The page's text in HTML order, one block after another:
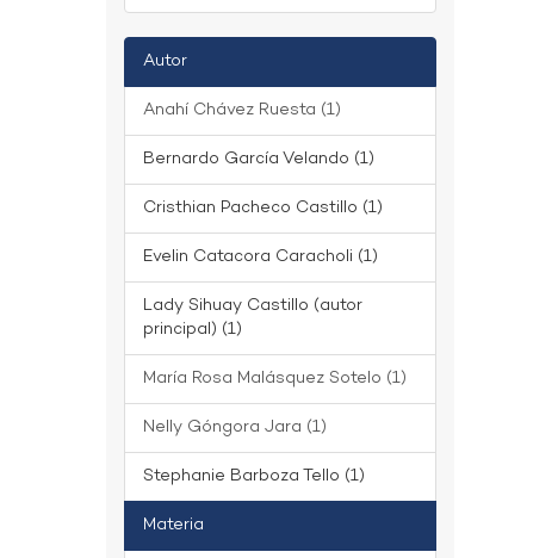
Autor
Anahí Chávez Ruesta (1)
Bernardo García Velando (1)
Cristhian Pacheco Castillo (1)
Evelin Catacora Caracholi (1)
Lady Sihuay Castillo (autor
principal) (1)
María Rosa Malásquez Sotelo (1)
Nelly Góngora Jara (1)
Stephanie Barboza Tello (1)
Materia